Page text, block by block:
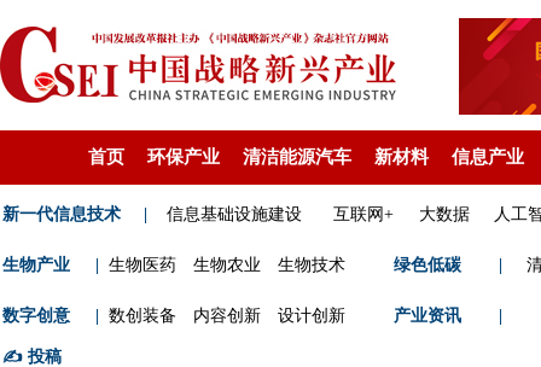
首页 环保产业 清洁能源汽车 新材料 信息产业
新一代信息技术 信息基础设施建设 互联网+ 大数据 人工
生物产业 生物医药 生物农业 生物技术 绿色低碳
数字创意 数创装备 内容创新 设计创新 产业资讯
✍️ 投稿